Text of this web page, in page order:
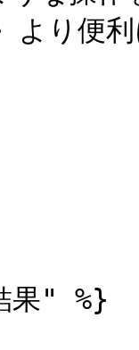
り便
" %}